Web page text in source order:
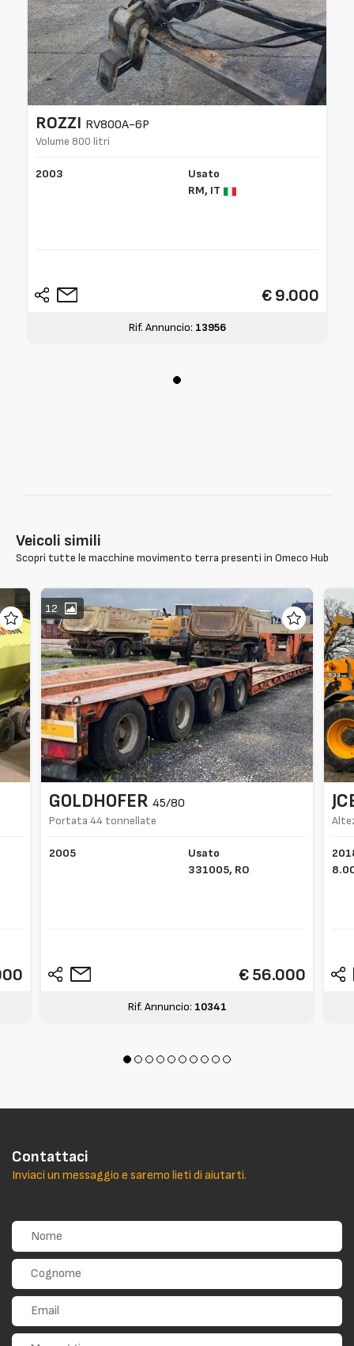
ROZZI RV800A-6P
Volume 800 litri
2003
Usato
RM, IT
€ 9.000
Rif. Annuncio: 13956
Veicoli simili
Scopri tutte le macchine movimento terra presenti in Omeco Hub
12
GOLDHOFER 45/80
Portata 44 tonnellate
2005
Usato
331005, RO
€ 56.000
Rif. Annuncio: 10341
Contattaci
Inviaci un messaggio e saremo lieti di aiutarti.